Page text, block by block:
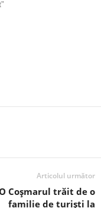
Articolul următor
Coșmarul trăit de o
familie de turiști la